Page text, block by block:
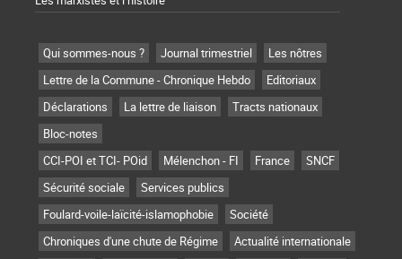
Qui sommes-nous ? Journal trimestriel
Les nôtres
Lettre de la Commune - Chronique Hebdo
Editoriaux
Déclarations
La lettre de liaison
Tracts nationaux
Bloc-notes
CCI-POI et TCI- POid
Mélenchon - FI France
SNCF
Sécurité sociale
Services publics
Foulard-voile-laïcité-islamophobie
Société
Chroniques d'une chute de Régime
Actualité internationale